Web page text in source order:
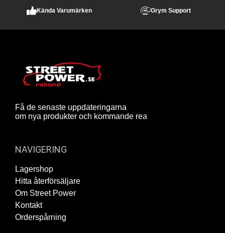
Kända Varumärken Grym Support
Få de senaste uppdateringarna
om nya produkter och kommande rea
NAVIGERING
Lagershop
Hitta återförsäljare
Om Street Power
Kontakt
Orderspårning